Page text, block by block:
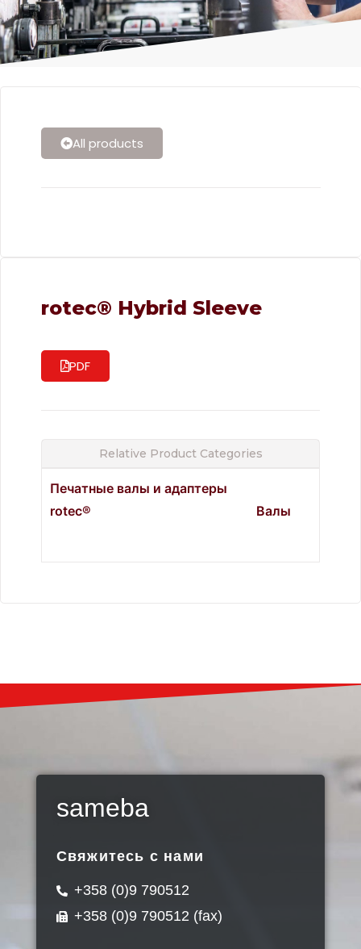
All products
rotec® Hybrid Sleeve
PDF
Relative Product Categories
Печатные валы и адаптеры
rotec®
Валы
sameba
Свяжитесь с нами
+358 (0)9 790512
+358 (0)9 790512 (fax)